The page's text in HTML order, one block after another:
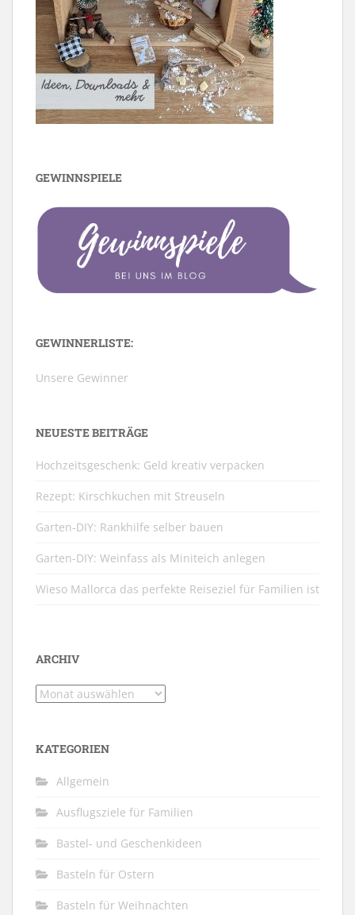
GEWINNSPIELE
GEWINNERLISTE:
Unsere Gewinner
NEUESTE BEITRÄGE
Hochzeitsgeschenk: Geld kreativ verpacken
Rezept: Kirschkuchen mit Streuseln
Garten-DIY: Rankhilfe selber bauen
Garten-DIY: Weinfass als Miniteich anlegen
Wieso Mallorca das perfekte Reiseziel für Familien ist
ARCHIV
Archiv
KATEGORIEN
Allgemein
Ausflugsziele für Familien
Bastel- und Geschenkideen
Basteln für Ostern
Basteln für Weihnachten